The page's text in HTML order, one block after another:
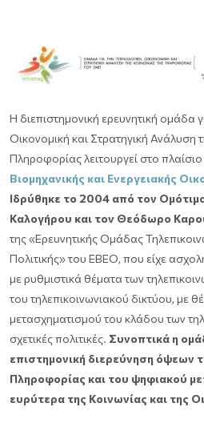
H διεπιστημονική ερευνητική ομάδα
Οικονομική και Στρατηγική Ανάλυση
Πληροφορίας λειτουργεί στο
Βιομηχανικής και Ενεργειακής
Ιδρύθηκε το 2004 από τον
Καλογήρου και τον Θεόδωρο
της «Ερευνητικής Ομάδας
Πολιτικής» του ΕΒΕΟ, που είχε
με ρυθμιστικά θέματα των
του τηλεπικοινωνιακού δικτύου, με
μετασχηματισμού του κλάδου των
σχετικές πολιτικές. Συνοπτικά η
επιστημονική διερεύνηση όψεων
Πληροφορίας και του ψηφιακού
ευρύτερα της Κοινωνίας και της